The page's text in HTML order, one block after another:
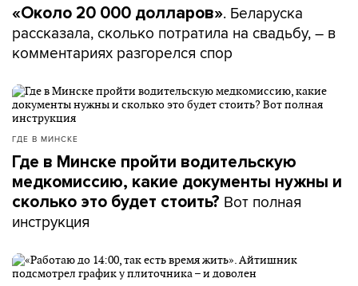
«Около 20 000 долларов». Беларуска
рассказала, сколько потратила на свадьбу, – в
комментариях разгорелся спор
ГДЕ В МИНСКЕ
Где в Минске пройти водительскую
медкомиссию, какие документы нужны и
сколько это будет стоить? Вот полная
инструкция